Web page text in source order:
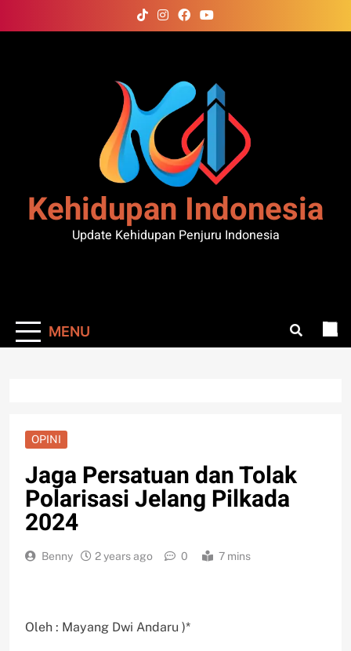
to
Kehidupan Indonesia
Update Kehidupan Penjuru Indonesia
MENU
OPINI
Jaga Persatuan dan Tolak
Polarisasi Jelang Pilkada
2024
Benny 2 years ago 0 7 mins
Oleh : Mayang Dwi Andaru )*